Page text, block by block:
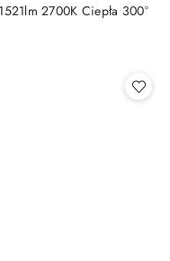
2700K Ciepła 300°